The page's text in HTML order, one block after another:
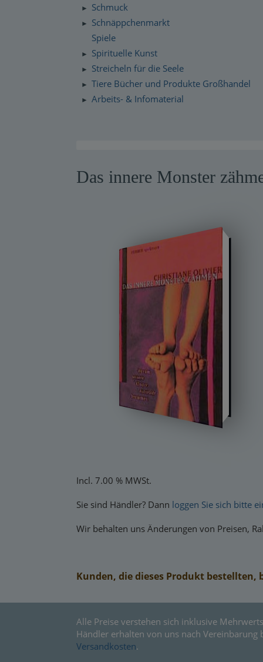
► Schmuck
►
Schnäppchenmarkt
Spiele
► Spirituelle Kunst
► Streicheln für die Seele
► Tiere Bücher und Produkte Großhandel
► Arbeits- & Infomaterial
Schnelllager
Das innere Monster
Incl. 7.00 % MWSt.
Sie sind Händler? Dann loggen Sie sich bitte
Wir behalten uns Änderungen von Preisen,
Kunden, die dieses Produkt bestellten,
Alle Preise verstehen sich inklusive
Händler erhalten von uns nach
Versandkosten.